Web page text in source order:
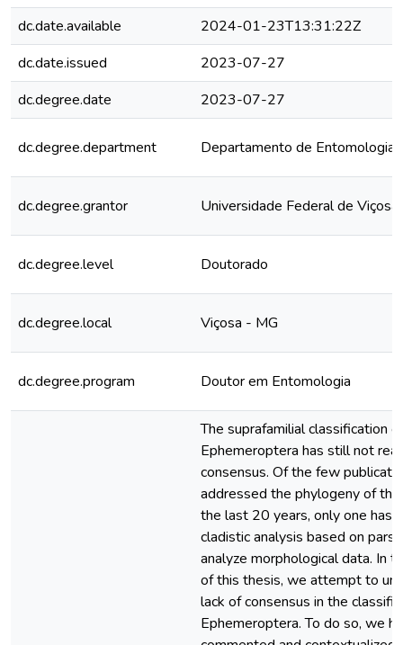
dc.date.available
2024-01-23T13:31:22Z
dc.date.issued
2023-07-27
dc.degree.date
2023-07-27
dc.degree.department Departamento de Entomologia
dc.degree.grantor Universidade Federal de Viçosa
dc.degree.level Doutorado
dc.degree.local Viçosa - MG
dc.degree.program Doutor em Entomologia
The suprafamilial classification of
Ephemeroptera has still not
consensus. Of the few
addressed the phylogeny of
the last 20 years, only one has
cladistic analysis based on
analyze morphological data. In
of this thesis, we attempt to
lack of consensus in the
Ephemeroptera. To do so, we